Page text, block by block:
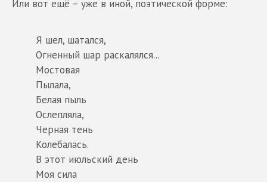
Или вот ещё – уже в иной, поэтической форме:
Я шел, шатался,
Огненный шар раскалялся...
Мостовая
Пылала,
Белая пыль
Ослепляла,
Черная тень
Колебалась.
В этот июльский день
Моя сила